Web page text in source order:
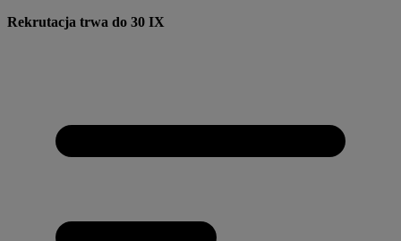
Przejdź
Rekrutacja trwa do 30 IX